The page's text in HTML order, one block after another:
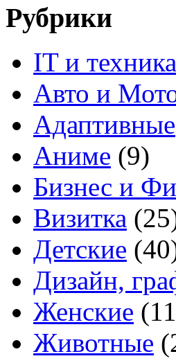
Рубрики
IT и техника
Авто и
Адаптивные
Аниме (9)
Бизнес и
Визитка
Детские
Дизайн,
Женские
Животные